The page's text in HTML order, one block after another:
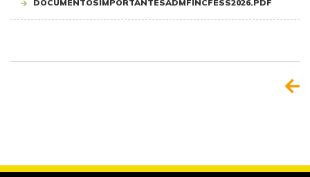
DOCUMENTOSIMPORTANTESADMFINCFESS2026.PDF